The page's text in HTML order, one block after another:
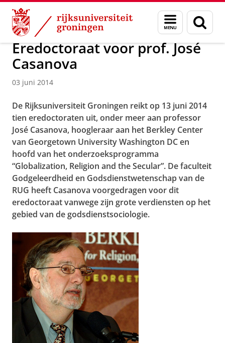
Skip
Content
Skip
Navigation
Menu
en
zoeken
Over ons Actueel Nieuws Nieuwsberichten
Eredoctoraat voor prof. José
Casanova
03 juni 2014
De Rijksuniversiteit Groningen reikt op 13 juni 2014
tien eredoctoraten uit, onder meer aan professor
José Casanova, hoogleraar aan het Berkley Center
van Georgetown University Washington DC en
hoofd van het onderzoeksprogramma
“Globalization, Religion and the Secular”. De faculteit
Godgeleerdheid en Godsdienstwetenschap van de
RUG heeft Casanova voorgedragen voor dit
eredoctoraat vanwege zijn grote verdiensten op het
gebied van de godsdienstsociologie.